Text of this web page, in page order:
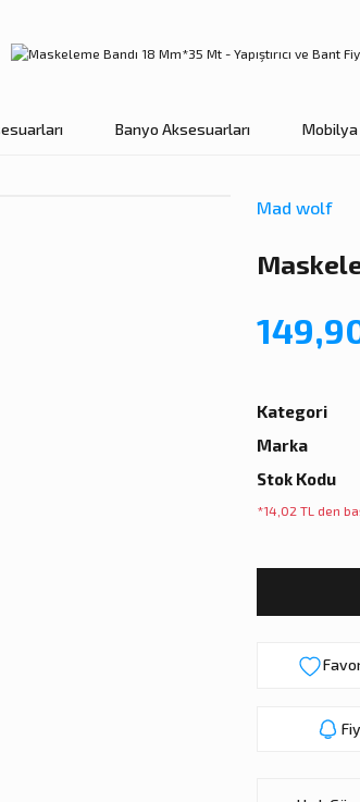
Banyo Aksesuarları Mobilya
Mad wolf
Kategori
Marka
Stok Kodu
*14,02 TL den